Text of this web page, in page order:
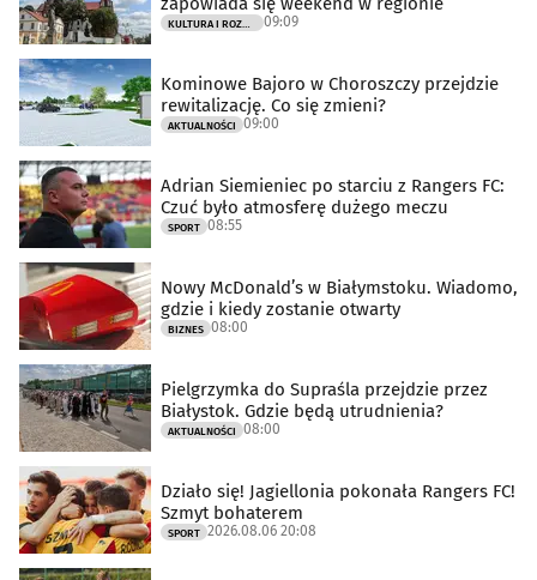
09:09
Kominowe Bajoro w Choroszczy przejdzie
rewitalizację. Co się zmieni?
AKTUALNOŚCI 09:00
Adrian Siemieniec po starciu z Rangers FC:
Czuć było atmosferę dużego meczu
SPORT 08:55
Nowy McDonald’s w Białymstoku. Wiadomo,
gdzie i kiedy zostanie otwarty
BIZNES 08:00
Pielgrzymka do Supraśla przejdzie przez
Białystok. Gdzie będą utrudnienia?
AKTUALNOŚCI 08:00
Działo się! Jagiellonia pokonała Rangers FC!
Szmyt bohaterem
SPORT 2026.08.06 20:08